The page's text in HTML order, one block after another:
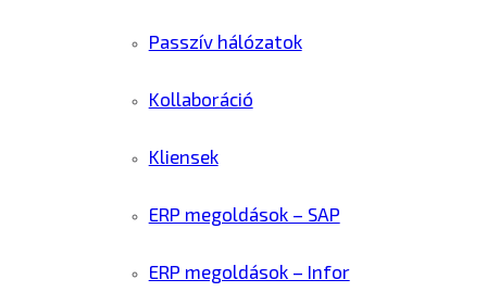
Passzív hálózatok
Kollaboráció
Kliensek
ERP megoldások – SAP
ERP megoldások – Infor